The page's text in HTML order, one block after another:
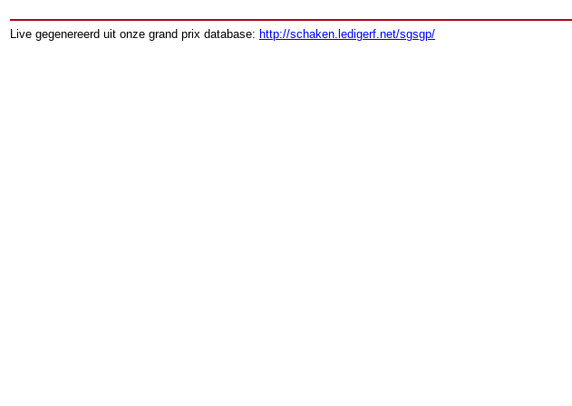
Live gegenereerd uit onze grand prix database: http://schaken.ledigerf.net/sgsgp/